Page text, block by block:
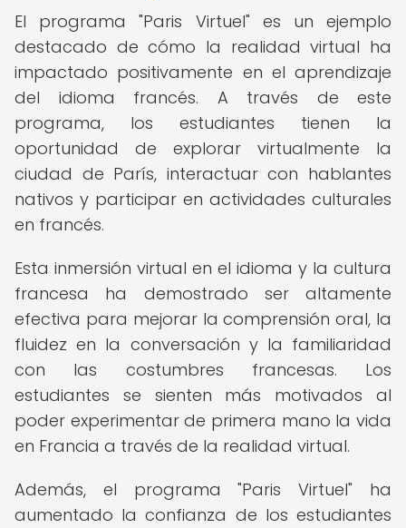
El programa "Paris Virtuel" es un ejemplo
destacado de cómo la realidad virtual ha
impactado positivamente en el aprendizaje
del idioma francés. A través de este
programa, los estudiantes tienen la
oportunidad de explorar virtualmente la
ciudad de París, interactuar con hablantes
nativos y participar en actividades culturales
en francés.
Esta inmersión virtual en el idioma y la cultura
francesa ha demostrado ser altamente
efectiva para mejorar la comprensión oral, la
fluidez en la conversación y la familiaridad
con las costumbres francesas. Los
estudiantes se sienten más motivados al
poder experimentar de primera mano la vida
en Francia a través de la realidad virtual.
Además, el programa "Paris Virtuel" ha
aumentado la confianza de los estudiantes